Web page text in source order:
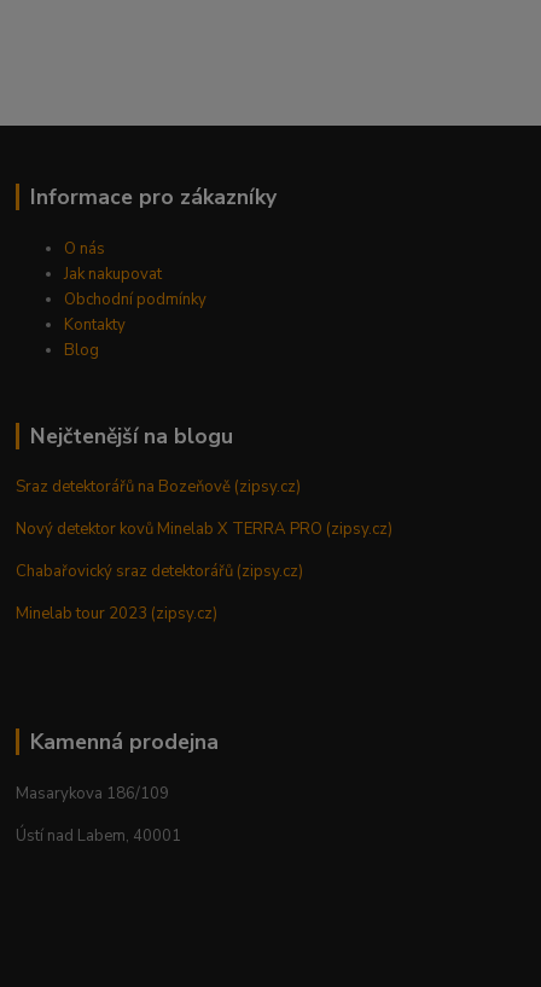
Informace pro zákazníky
O nás
Jak nakupovat
Obchodní podmínky
Kontakty
Blog
Nejčtenější na blogu
Sraz detektorářů na Bozeňově (zipsy.cz)
Nový detektor kovů Minelab X TERRA PRO (zipsy.cz)
Chabařovický sraz detektorářů (zipsy.cz)
Minelab tour 2023 (zipsy.cz)
Kamenná prodejna
Masarykova 186/109
Ústí nad Labem, 40001